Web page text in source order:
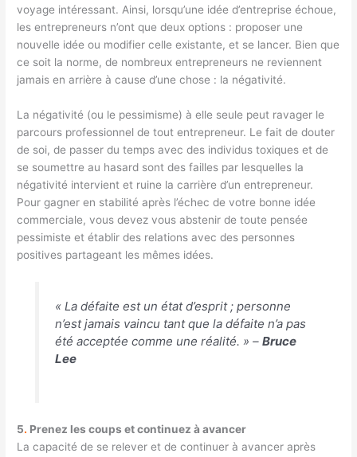
voyage intéressant. Ainsi, lorsqu’une idée d’entreprise échoue,
les entrepreneurs n’ont que deux options : proposer une
nouvelle idée ou modifier celle existante, et se lancer. Bien que
ce soit la norme, de nombreux entrepreneurs ne reviennent
jamais en arrière à cause d’une chose : la négativité.
La négativité (ou le pessimisme) à elle seule peut ravager le
parcours professionnel de tout entrepreneur. Le fait de douter
de soi, de passer du temps avec des individus toxiques et de
se soumettre au hasard sont des failles par lesquelles la
négativité intervient et ruine la carrière d’un entrepreneur.
Pour gagner en stabilité après l’échec de votre bonne idée
commerciale, vous devez vous abstenir de toute pensée
pessimiste et établir des relations avec des personnes
positives partageant les mêmes idées.
« La défaite est un état d’esprit ; personne
n’est jamais vaincu tant que la défaite n’a pas
été acceptée comme une réalité. » – Bruce
Lee
5. Prenez les coups et continuez à avancer
La capacité de se relever et de continuer à avancer après